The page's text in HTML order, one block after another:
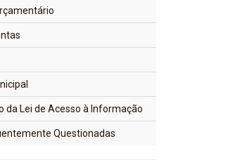
da Lei de Acesso à Informação
Questionadas